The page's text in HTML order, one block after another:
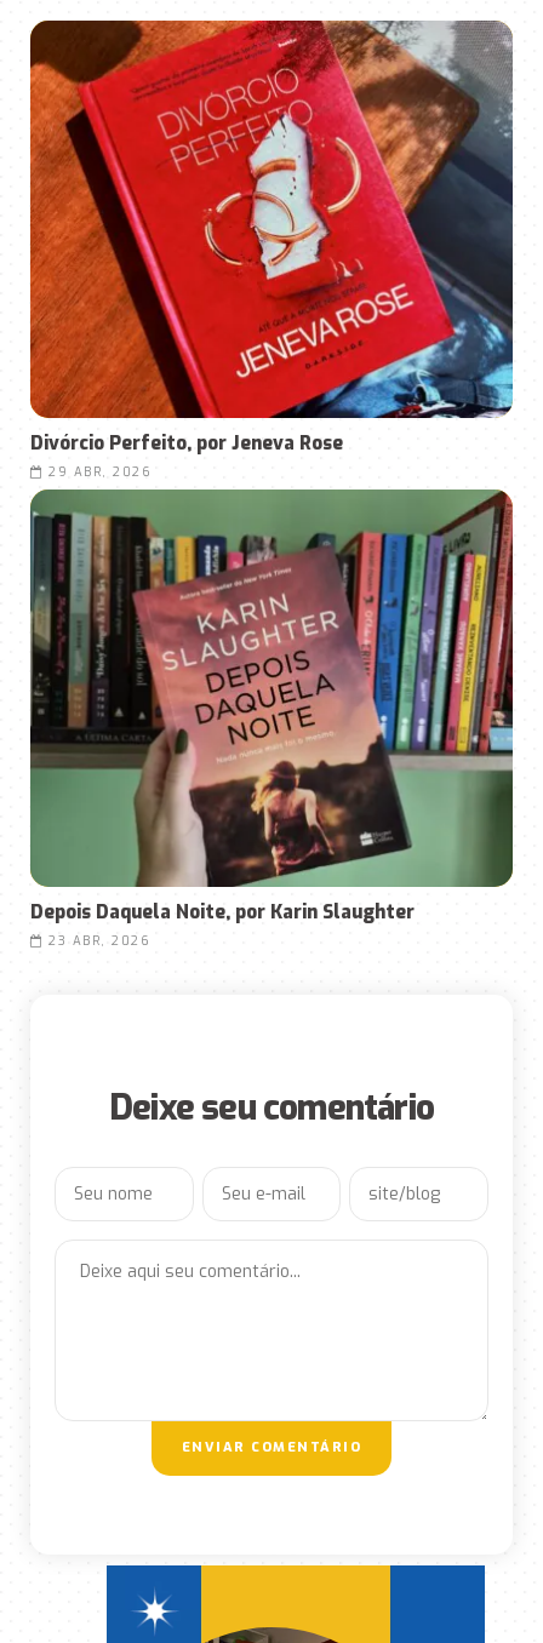
Divórcio Perfeito, por Jeneva Rose
29 ABR, 2026
Depois Daquela Noite, por Karin Slaughter
23 ABR, 2026
Deixe seu comentário
ENVIAR COMENTÁRIO